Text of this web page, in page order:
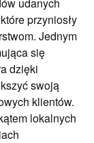
przyniosły
Jednym
się
dzięki
swoją
klientów.
lokalnych